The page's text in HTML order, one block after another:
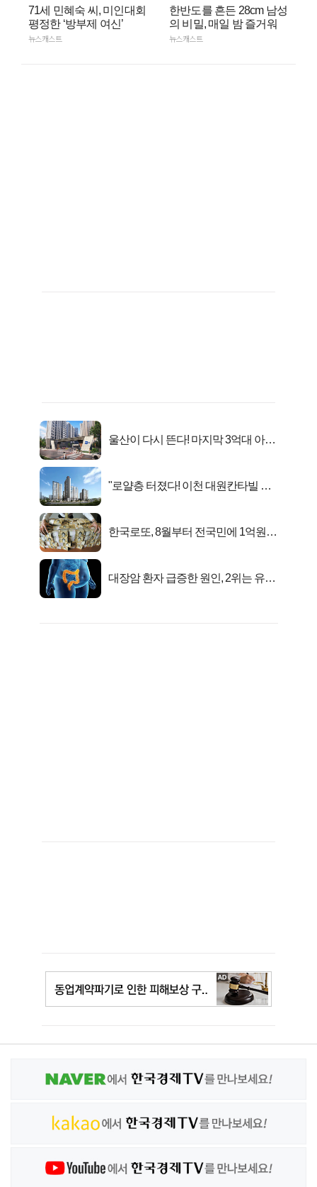
71세 민혜숙 씨, 미인대회
평정한 ‘방부제 여신’
뉴스캐스트
한반도를 흔든 28cm 남성
의 비밀, 매일 밤 즐거워
뉴스캐스트
울산이 다시 뜬다! 마지막 3억대 아파
"로얄층 터졌다! 이천 대원칸타빌 잔
한국로또, 8월부터 전국민에 1억원씩
대장암 환자 급증한 원인, 2위는 유산